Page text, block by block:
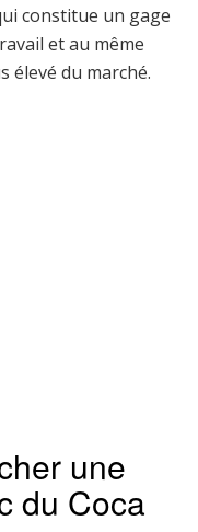
constitue un gage
et au même
élevé du marché.
une
du Coca